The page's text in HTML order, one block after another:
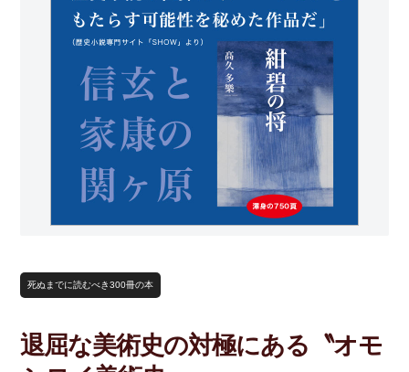
死ぬまでに読むべき300冊の本
退屈な美術史の対極にある〝オモ